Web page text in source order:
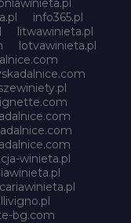
info365.pl
litwawinieta.pl
lotvawinieta.pl
winieta.pl
bg.com